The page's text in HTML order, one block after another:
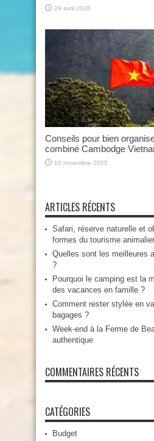
29 avril 2026
Conseils pour bien
combiné Cambodge
10 novembre 2025
ARTICLES RÉCENTS
Safari, réserve naturelle et
formes du tourisme animalier
Quelles sont les meilleures
?
Pourquoi le camping est la
des vacances en famille ?
Comment rester stylée en
bagages ?
Week-end à la Ferme de
authentique
COMMENTAIRES RÉCENTS
CATÉGORIES
Budget